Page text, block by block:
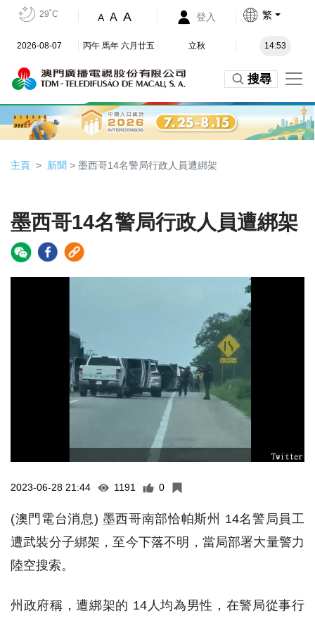
29˚C A A A 登入 繁
2026-08-07 丙午 馬年 六月廿五 立秋 14:53
搜尋
主頁 新聞 > 墨西哥14名警局行政人員遭綁架
墨西哥14名警局行政人員遭綁架
2023-06-28 21:44 1191 0
(澳門電台消息) 墨西哥南部恰帕斯州 14名警局員工
遭武裝分子綁架，至今下落不明，當局部署大量警力
陸空搜索。
州政府稱，遭綁架的 14人均為男性，在警局從事行